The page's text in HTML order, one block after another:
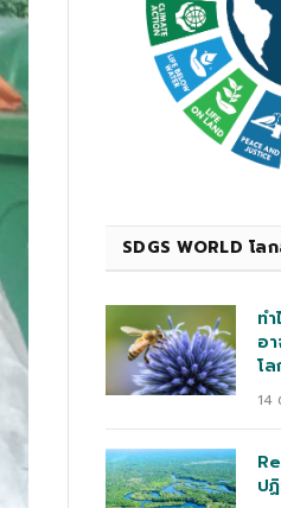
SDGS WORLD โ
ท
อ
โ
14
ป